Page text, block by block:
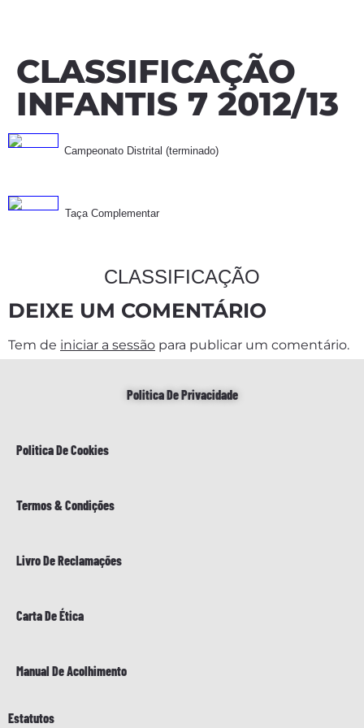
CLASSIFICAÇÃO
INFANTIS 7 2012/13
Campeonato Distrital (terminado)
Taça Complementar
CLASSIFICAÇÃO
DEIXE UM COMENTÁRIO
Tem de iniciar a sessão para publicar um comentário.
Politica De Privacidade
Politica De Cookies
Termos & Condições
Livro De Reclamações
Carta De Ética
Manual De Acolhimento
Estatutos